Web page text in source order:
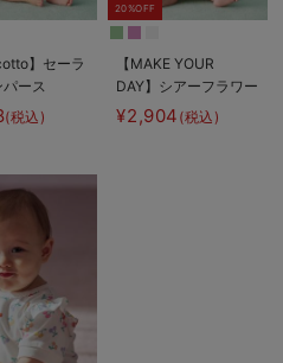
】セーラ
ース
(税込)
20%OFF
【MAKE YOUR
DAY】シアーフラワー
ロンパース
¥2,904 (税込)